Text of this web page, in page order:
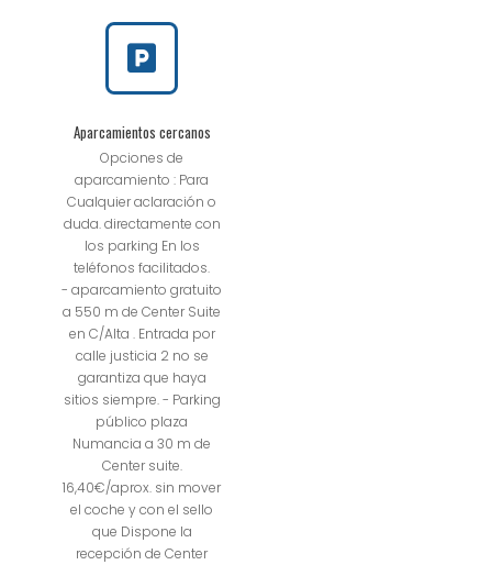
Aparcamientos cercanos
Opciones de
aparcamiento : Para
Cualquier aclaración o
duda. directamente con
los parking En los
teléfonos facilitados.
- aparcamiento gratuito
a 550 m de Center Suite
en C/Alta . Entrada por
calle justicia 2 no se
garantiza que haya
sitios siempre. - Parking
público plaza
Numancia a 30 m de
Center suite.
16,40€/aprox. sin mover
el coche y con el sello
que Dispone la
recepción de Center